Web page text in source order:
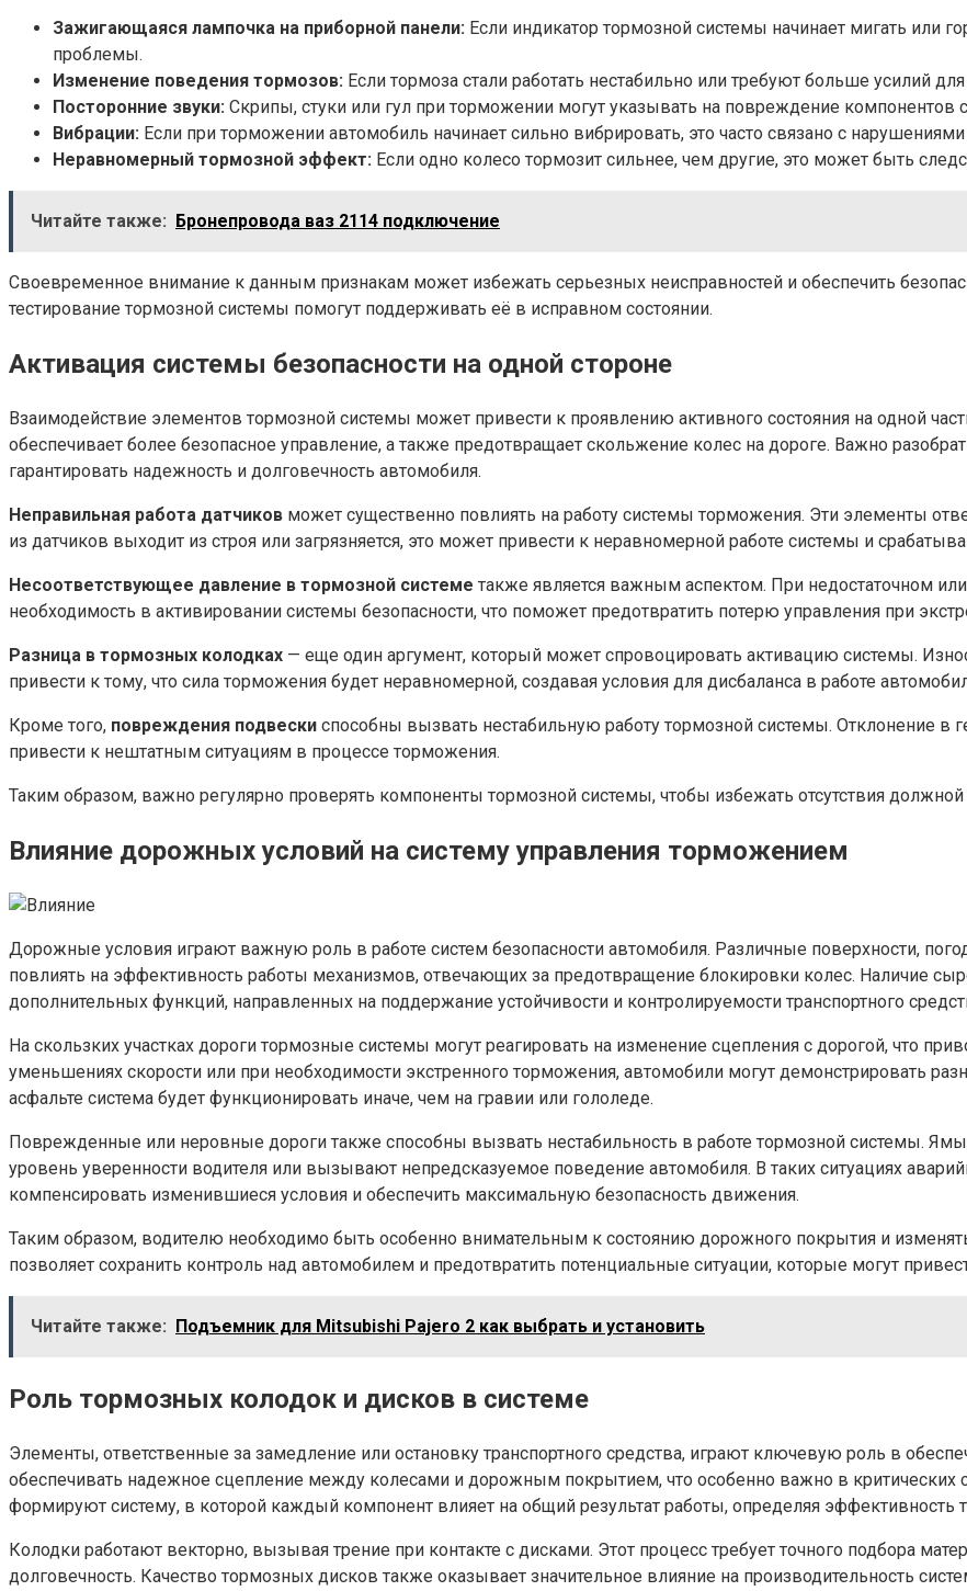
Зажигающаяся лампочка на приборной панели: Если индикатор тормозной системы начинает мигать или
проблемы.
Изменение поведения тормозов: Если тормоза стали работать нестабильно или требуют больше усилий
Посторонние звуки: Скрипы, стуки или гул при торможении могут указывать на повреждение компонентов
Вибрации: Если при торможении автомобиль начинает сильно вибрировать, это часто связано с
Неравномерный тормозной эффект: Если одно колесо тормозит сильнее, чем другие, это может быть
Читайте также: Бронепровода ваз 2114 подключение
Своевременное внимание к данным признакам может избежать серьезных неисправностей и обеспечить
тестирование тормозной системы помогут поддерживать её в исправном состоянии.
Активация системы безопасности на одной стороне
Взаимодействие элементов тормозной системы может привести к проявлению активного состояния на одной
обеспечивает более безопасное управление, а также предотвращает скольжение колес на дороге. Важно
гарантировать надежность и долговечность автомобиля.
Неправильная работа датчиков может существенно повлиять на работу системы торможения. Эти элементы
из датчиков выходит из строя или загрязняется, это может привести к неравномерной работе системы и
Несоответствующее давление в тормозной системе также является важным аспектом. При недостаточном
необходимость в активировании системы безопасности, что поможет предотвратить потерю управления при
Разница в тормозных колодках — еще один аргумент, который может спровоцировать активацию системы.
привести к тому, что сила торможения будет неравномерной, создавая условия для дисбаланса в работе
Кроме того, повреждения подвески способны вызвать нестабильную работу тормозной системы. Отклонение в
привести к нештатным ситуациям в процессе торможения.
Таким образом, важно регулярно проверять компоненты тормозной системы, чтобы избежать отсутствия
Влияние дорожных условий на систему управления торможением
Дорожные условия играют важную роль в работе систем безопасности автомобиля. Различные поверхности,
повлиять на эффективность работы механизмов, отвечающих за предотвращение блокировки колес. Наличие
дополнительных функций, направленных на поддержание устойчивости и контролируемости транспортного
На скользких участках дороги тормозные системы могут реагировать на изменение сцепления с дорогой, что
уменьшениях скорости или при необходимости экстренного торможения, автомобили могут демонстрировать
асфальте система будет функционировать иначе, чем на гравии или гололеде.
Поврежденные или неровные дороги также способны вызвать нестабильность в работе тормозной системы.
уровень уверенности водителя или вызывают непредсказуемое поведение автомобиля. В таких ситуациях
компенсировать изменившиеся условия и обеспечить максимальную безопасность движения.
Таким образом, водителю необходимо быть особенно внимательным к состоянию дорожного покрытия и
позволяет сохранить контроль над автомобилем и предотвратить потенциальные ситуации, которые могут
Читайте также: Подъемник для Mitsubishi Pajero 2 как выбрать и установить
Роль тормозных колодок и дисков в системе
Элементы, ответственные за замедление или остановку транспортного средства, играют ключевую роль в
обеспечивать надежное сцепление между колесами и дорожным покрытием, что особенно важно в критических
формируют систему, в которой каждый компонент влияет на общий результат работы, определяя эффективность
Колодки работают векторно, вызывая трение при контакте с дисками. Этот процесс требует точного подбора
долговечность. Качество тормозных дисков также оказывает значительное влияние на производительность